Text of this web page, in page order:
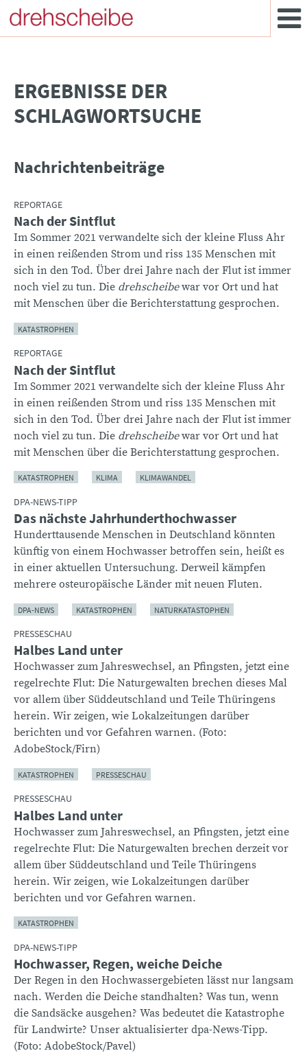
­ERGEBNISSE DER
SCHLAGWORTSUCHE
Nachrichtenbeiträge
REPORTAGE
Nach der Sintflut
Im Sommer 2021 verwandelte sich der kleine Fluss Ahr
in einen reißenden Strom und riss 135 Menschen mit
sich in den Tod. Über drei Jahre nach der Flut ist immer
noch viel zu tun. Die drehscheibewar vor Ort und hat
mit Menschen über die Berichterstattung gesprochen.
KATASTROPHEN
REPORTAGE
Nach der Sintflut
Im Sommer 2021 verwandelte sich der kleine Fluss Ahr
in einen reißenden Strom und riss 135 Menschen mit
sich in den Tod. Über drei Jahre nach der Flut ist immer
noch viel zu tun. Die drehscheibewar vor Ort und hat
mit Menschen über die Berichterstattung gesprochen.
KATASTROPHEN KLIMA KLIMAWANDEL
DPA-NEWS-TIPP
Das nächste Jahrhunderthochwasser
Hunderttausende Menschen in Deutschland könnten
künftig von einem Hochwasser betroffen sein, heißt es
in einer aktuellen Untersuchung. Derweil kämpfen
mehrere osteuropäische Länder mit neuen Fluten.
DPA-NEWS KATASTROPHEN NATURKATASTOPHEN
PRESSESCHAU
Halbes Land unter
Hochwasser zum Jahreswechsel, an Pfingsten, jetzt eine
regelrechte Flut: Die Naturgewalten brechen dieses Mal
vor allem über Süddeutschland und Teile Thüringens
herein. Wir zeigen, wie Lokalzeitungen darüber
berichten und vor Gefahren warnen. (Foto:
AdobeStock/Firn)
KATASTROPHEN PRESSESCHAU
PRESSESCHAU
Halbes Land unter
Hochwasser zum Jahreswechsel, an Pfingsten, jetzt eine
regelrechte Flut: Die Naturgewalten brechen derzeit vor
allem über Süddeutschland und Teile Thüringens
herein. Wir zeigen, wie Lokalzeitungen darüber
berichten und vor Gefahren warnen.
KATASTROPHEN
DPA-NEWS-TIPP
Hochwasser, Regen, weiche Deiche
Der Regen in den Hochwassergebieten lässt nur langsam
nach. Werden die Deiche standhalten? Was tun, wenn
die Sandsäcke ausgehen? Was bedeutet die Katastrophe
für Landwirte? Unser aktualisierter dpa-News-Tipp.
(Foto: AdobeStock/Pavel)